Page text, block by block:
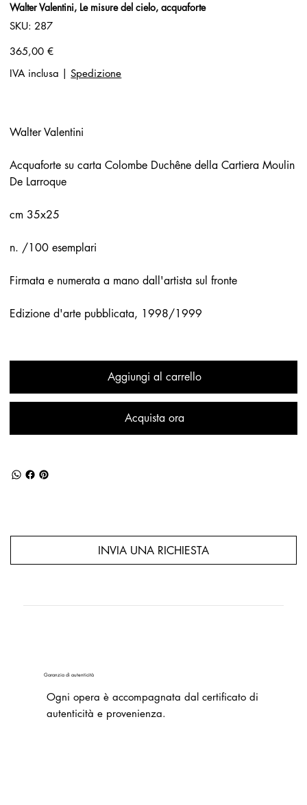
Walter Valentini, Le misure del cielo, acquaforte
SKU:
SKU
287
287
Prezzo
365,00 €
IVA inclusa
Spedizione
Walter Valentini
Acquaforte su carta Colombe Duchêne della Cartiera Moulin
De Larroque
cm 35x25
n. /100 esemplari
Firmata e numerata a mano dall'artista sul fronte
Edizione d'arte pubblicata, 1998/1999
Aggiungi al carrello
Acquista ora
INVIA UNA RICHIESTA
Garanzia di autenticità
Ogni opera è accompagnata dal certificato di
autenticità e provenienza.